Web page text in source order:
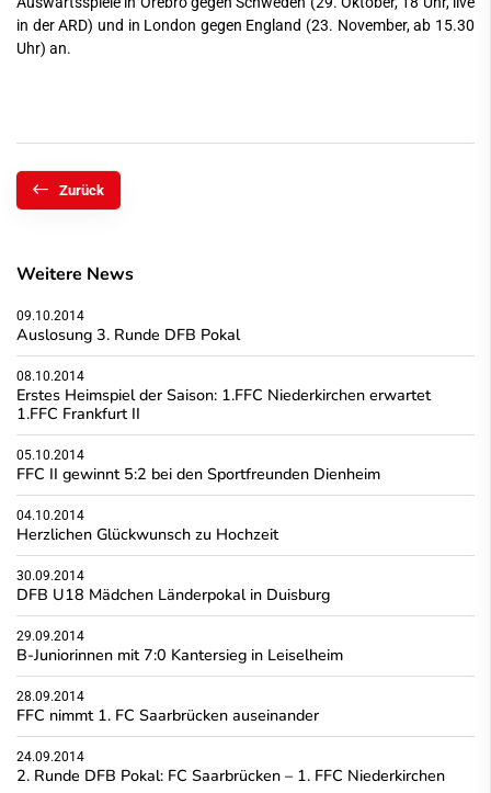
in der ARD) und in London gegen England (23. November, ab 15.30
Uhr) an.
Zurück
Weitere News
09.10.2014
Auslosung 3. Runde DFB Pokal
08.10.2014
Erstes Heimspiel der Saison: 1.FFC Niederkirchen erwartet
1.FFC Frankfurt II
05.10.2014
FFC II gewinnt 5:2 bei den Sportfreunden Dienheim
04.10.2014
Herzlichen Glückwunsch zu Hochzeit
30.09.2014
DFB U18 Mädchen Länderpokal in Duisburg
29.09.2014
B-Juniorinnen mit 7:0 Kantersieg in Leiselheim
28.09.2014
FFC nimmt 1. FC Saarbrücken auseinander
24.09.2014
2. Runde DFB Pokal: FC Saarbrücken – 1. FFC Niederkirchen